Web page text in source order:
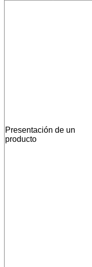
Presentación de un
producto